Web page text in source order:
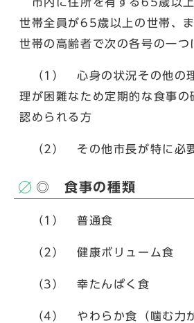
世帯全員が65歳以上の世帯、
世帯の高齢者で次の各号の一つ
（1） 心身の状況その他の
理が困難なため定期的な食事の
認められる方
（2） その他市長が特に必
◎ 食事の種類
（1） 普通食
（2） 健康ボリューム食
（3） 幸たんぱく食
（4） やわらか食（噛む力が